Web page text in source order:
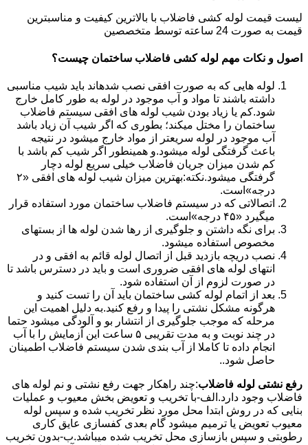
لیست قیمت لوله کشی فاضلاب با بالاترین کیفیت و مناسبترین
قیمت به صورت 24 ساعته توسط متخصصین
اصول و نکات مهم لوله کشی فاضلاب ساختمان چیست؟
لوله هایی که به صورت افقی نصب شدهاند باید شیب مناسبی
داشته باشند تا مواد و آب موجود در لوله به طور کامل خارج
شود.کم یا زیاد بودن شیب لوله های افقی سیستم فاضلاب
ساختمان را مختل میکند؛ بطوری که اگر شیب آن زیاد باشد
آب موجود در لوله سریعتر از مواد خارج میشود در نتیجه
باعث گرفتگی لوله میشود.و همینطور اگر شیب کم باشد با
کم شدن میزان جریان فاضلاب خیلی سریع لوله دچار
گرفتگی میشود.نکته:بهترین میزان شیب لوله های افقی «۲
درجه»است.
اتصالاتی که در سیستم فاضلاب ساختمان مورد استفاده قرار
میگیرد «۴۵ درجه»است.
برای نگه داشتن و جلوگیری از رها شدن لوله ها از بستهای
مخصوص استفاده میشود.
نصب دریچه بازدید قبل از اتصال لوله قائم به افقی و در
انتهای لوله های افقی ضروری است و باید در دسترس باشد تا
در صورت لزوم از آن استفاده شود.
بعد از اتمام لوله کشی ساختمان باید آن را تست کنید و
هرگونه مشکل نشتی را پیدا و رفع کنید.به دلیل اهمیت این
مرحله که موجب جلوگیری از انتشار بو و آلودگی میشود حتما
در چند نوبت و به مدت تقریبی ۵ ساعت این آزمایش را با آب
انجام داده تا کاملا از آب بندی شدن سیستم فاضلاب اطمینان
حاصل شود..
رفع نشتی لوله فاضلاب:چند راهکار جهت رفع نشتی و نم لوله های
فاضلاب وجود دارد.الف-با تخریب و تعویض بخش معیوب و عملیات
بنایی که در روش ابتدا محل مورد نظر تخریب شده و سپس لوله
معیوب تعویض یا ترمیم میشود گام بعدی کفسازی عایق کاری
رطوبتی و سپس بازسازی محل تخریب شده میباشد.ب-بدون تخریب